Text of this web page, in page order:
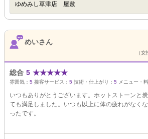
ゆめみし草津店 屋敷
めいさん
（
総合 5 ★★★★★
雰囲気： 5 接客サービス： 5 技術・仕上がり： 5 メニュー・
いつもありがとうございます。ホットストーンと
ても満足しました。いつも以上に体の疲れがなく
ったです。